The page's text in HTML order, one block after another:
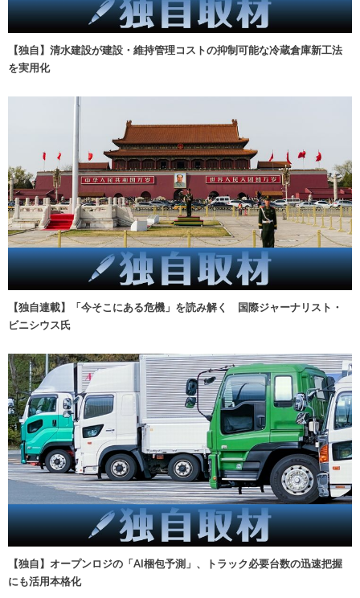
【独自】清水建設が建設・維持管理コストの抑制可能な冷蔵倉庫新工法
を実用化
【独自連載】「今そこにある危機」を読み解く 国際ジャーナリスト・
ビニシウス氏
【独自】オープンロジの「AI梱包予測」、トラック必要台数の迅速把握
にも活用本格化